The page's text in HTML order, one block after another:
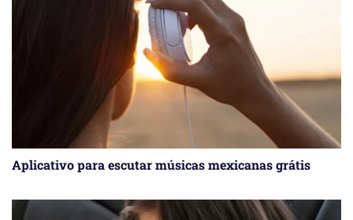
Aplicativo para escutar músicas mexicanas grátis